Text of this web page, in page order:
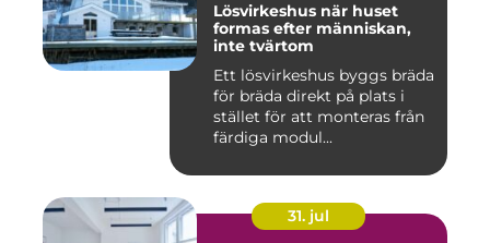
Lösvirkeshus när huset
formas efter människan,
inte tvärtom
Ett lösvirkeshus byggs bräda
för bräda direkt på plats i
stället för att monteras från
färdiga modul...
31. jul